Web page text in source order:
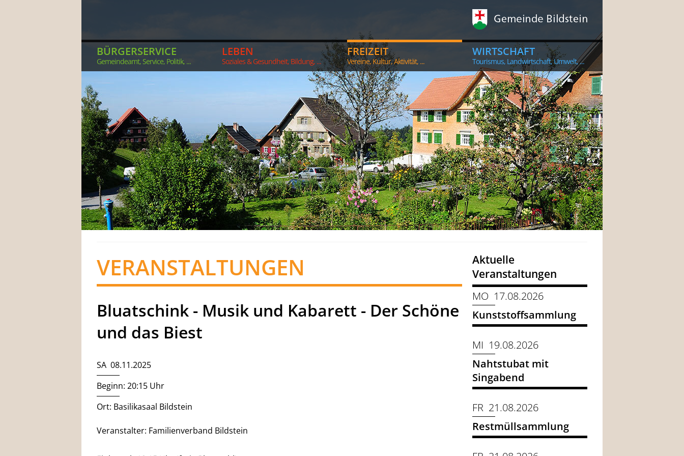
BÜRGERSERVICE
Gemeindeamt, Service, Politik, ...
LEBEN
Soziales & Gesundheit, Bildung, ...
FREIZEIT
Vereine, Kultur, Aktivität, ...
WIRTSCHAFT
Tourismus, Landwirtschaft, Umwelt, ...
VERANSTALTUNGEN
Bluatschink - Musik und Kabarett - Der Schöne
und das Biest
SA 08.11.2025
Beginn: 20:15 Uhr
Ort: Basilikasaal Bildstein
Veranstalter: Familienverband Bildstein
Aktuelle
Veranstaltungen
MO 17.08.2026
Kunststoffsammlung
MI 19.08.2026
Nahtstubat mit
Singabend
FR 21.08.2026
Restmüllsammlung